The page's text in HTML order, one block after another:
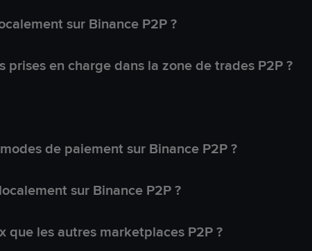
sur Binance P2P ?
prises en charge dans la zone de trades P2P ?
de paiement sur Binance P2P ?
sur Binance P2P ?
que les autres marketplaces P2P ?